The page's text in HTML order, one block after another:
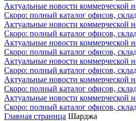
Актуальные новости коммерческой
Скоро: полный каталог офисов,
Актуальные новости коммерческой
Скоро: полный каталог офисов,
Актуальные новости коммерческой
Скоро: полный каталог офисов,
Актуальные новости коммерческой
Скоро: полный каталог офисов,
Актуальные новости коммерческой
Скоро: полный каталог офисов,
Актуальные новости коммерческой
Скоро: полный каталог офисов,
Главная страница Шарджа